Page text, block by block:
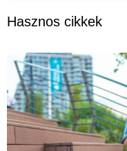
Hasznos cikkek